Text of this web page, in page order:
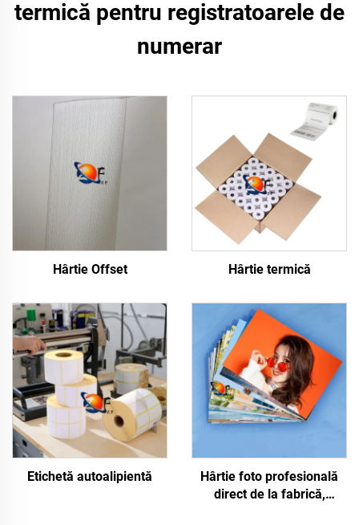
termică pentru registratoarele de
numerar
Hârtie Offset Hârtie termică
Etichetă autoalipientă
Hârtie foto profesională
direct de la fabrică,